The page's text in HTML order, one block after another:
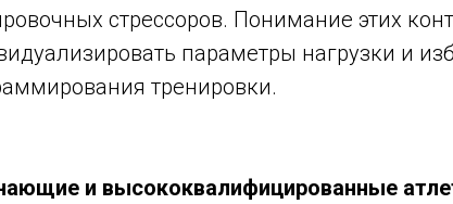
стрессоров. Понимание этих
параметры нагрузки и
тренировки.
и высококвалифицированные